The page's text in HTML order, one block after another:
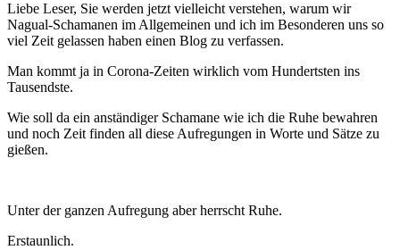
Liebe Leser, Sie werden jetzt vielleicht verstehen, warum wir
Nagual-Schamanen im Allgemeinen und ich im Besonderen uns so
viel Zeit gelassen haben einen Blog zu verfassen.
Man kommt ja in Corona-Zeiten wirklich vom Hundertsten ins
Tausendste.
Wie soll da ein anständiger Schamane wie ich die Ruhe bewahren
und noch Zeit finden all diese Aufregungen in Worte und Sätze zu
gießen.
Unter der ganzen Aufregung aber herrscht Ruhe.
Erstaunlich.